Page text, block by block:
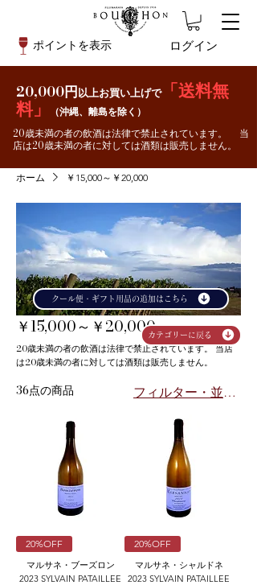
ポイントを表示 ログイン
20,000円以上お買い上げで「送料無
料」
（沖縄、離島を除く）
20歳未満の者の飲酒は法律で禁止されています。 当
店は20歳未満の者に対しては酒類は販売しません。
ホーム ￥15,000～￥20,000
￥15,000～￥20,000
20歳未満の者の飲酒は法律で禁止されています。 当店
は20歳未満の者に対しては酒類は販売しません。
36点の商品 フィルター・並び替え
20%OFF
マルサネ・ブーズロン
2023 SYLVAIN PATAILLEE
20%OFF
マルサネ・シャルドネ
2023 SYLVAIN PATAILLEE
クール便・ギフト用品の追加はこちら
カテゴリーに戻る